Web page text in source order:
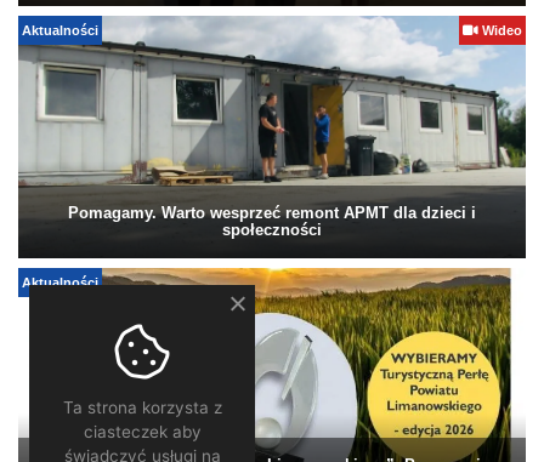
Aktualności Wideo
Pomagamy. Warto wesprzeć remont APMT dla dzieci i
społeczności
Aktualności
Ta strona korzysta z
ciasteczek aby
świadczyć usługi na